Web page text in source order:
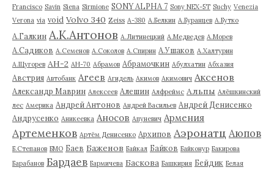
Francisco Savin Siena Sirmione SONY ALPHA 7 Sony NEX-5T Suchy Venezia
Verona via void Volvo 340 Zeiss А-380 А.Белкин А.Буранцев А.Бутко
А.Галкин А.К.Антонов А.Литинецкий А.Медведев А.Морев
А.Садиков А.Семенов А.Соколов А.Спирин А.Ушаков А.Халтурин
А.Щугорев АН-2 АН-70 Абрамов Абрамочкин Абулхатин Абхазия
Австрия Автобанк Агеев Агидель Акимов Акимович Аксенов
Александр Маврин Алексеев Алешин Алфреймс Альпы Алёшкинский
лес Америка Андрей Антонов Андрей Васильев Андрей Денисенко
Андрусенко Аникеевка Аносов Апуневич Армения
Артеменков Артём Денисенко Архипов Аэронатц Аюпов
Б.Степанов БМО Баев Баженов Байкал Байков Байконур Бакирова
Барабанов Бардаев Бармичева Баскова Башкирия Бейдик Белая